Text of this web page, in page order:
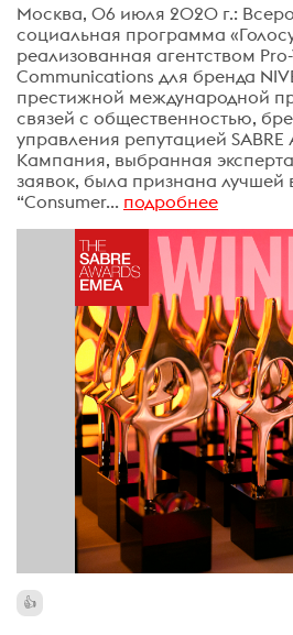
Москва, 06 июля 2020 г.:
социальная программа
реализованная агентством
Communications для бренда
престижной международной
связей с общественностью,
управления репутацией
Кампания, выбранная
заявок, была признана лучшей
“Consumer... подробнее